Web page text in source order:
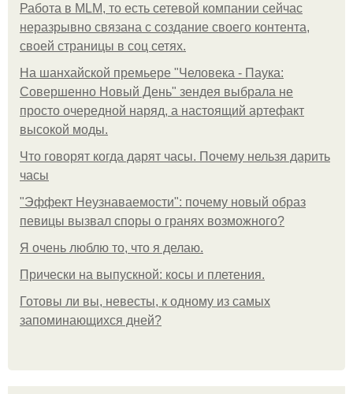
Работа в MLM, то есть сетевой компании сейчас
неразрывно связана с создание своего контента,
своей страницы в соц сетях.
На шанхайской премьере "Человека - Паука:
Совершенно Новый День" зендея выбрала не
просто очередной наряд, а настоящий артефакт
высокой моды.
Что говорят когда дарят часы. Почему нельзя дарить
часы
"Эффект Неузнаваемости": почему новый образ
певицы вызвал споры о гранях возможного?
Я очень люблю то, что я делаю.
Прически на выпускной: косы и плетения.
Готовы ли вы, невесты, к одному из самых
запоминающихся дней?